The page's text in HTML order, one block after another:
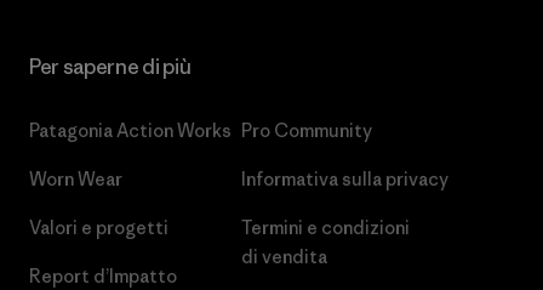
Per saperne di più
Patagonia Action Works
Worn Wear
Valori e progetti
Report d’Impatto
Pro Community
Informativa sulla privacy
Termini e condizioni
di vendita